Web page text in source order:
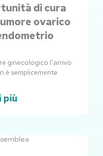
di cura
ovarico
ginecologico l’arrivo
è semplicemente
più
Pagina
Pagina